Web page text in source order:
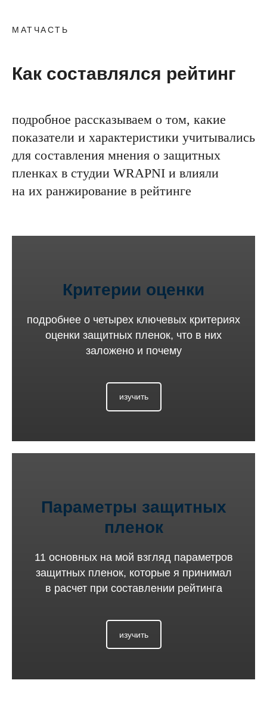
МАТЧАСТЬ
Как составлялся рейтинг
подробное рассказываем о том, какие
показатели и характеристики учитывались
для составления мнения о защитных
пленках в студии WRAPNI и влияли
на их ранжирование в рейтинге
Критерии оценки
подробнее о четырех ключевых критериях
оценки защитных пленок, что в них
заложено и почему
изучить
Параметры защитных
пленок
11 основных на мой взгляд параметров
защитных пленок, которые я принимал
в расчет при составлении рейтинга
изучить